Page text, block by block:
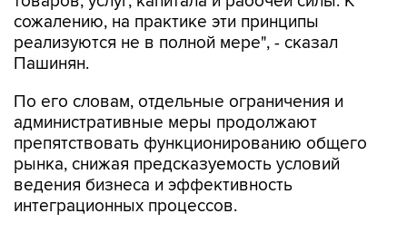
сожалению, на практике эти принципы
реализуются не в полной мере", - сказал
Пашинян.
По его словам, отдельные ограничения и
административные меры продолжают
препятствовать функционированию общего
рынка, снижая предсказуемость условий
ведения бизнеса и эффективность
интеграционных процессов.